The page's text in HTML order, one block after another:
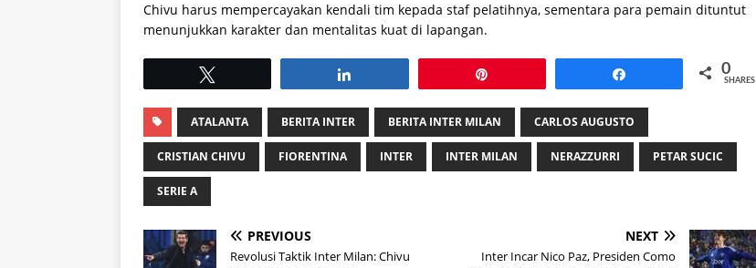
Chivu harus mempercayakan kendali tim kepada staf pelatihnya, sementara para pemain dituntut
menunjukkan karakter dan mentalitas kuat di lapangan.
0
SHARES
ATALANTA BERITA INTER BERITA INTER MILAN CARLOS AUGUSTO
CRISTIAN CHIVU FIORENTINA INTER INTER MILAN NERAZZURRI PETAR SUCIC
SERIE A
PREVIOUS
Revolusi Taktik Inter Milan: Chivu
NEXT
Inter Incar Nico Paz, Presiden Como